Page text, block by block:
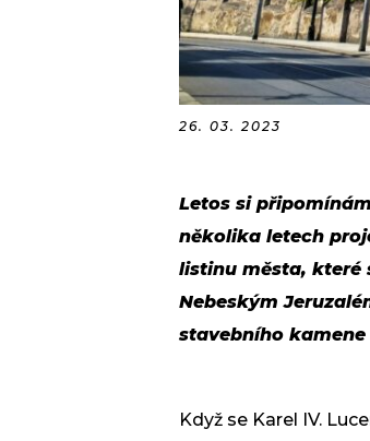
26. 03. 2023
Letos si
několika letech
listinu města, které
Nebeským
stavebního kamene
Když se Karel IV.